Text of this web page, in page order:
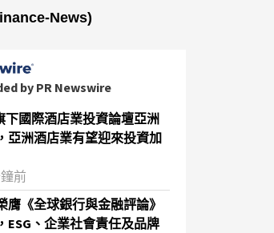
News)
by PR Newswire
下國際酒店業投資論壇亞洲
亞洲酒店業有望迎來投資加
前
膺《全球銀行與金融評論》
ESG、企業社會責任及品牌